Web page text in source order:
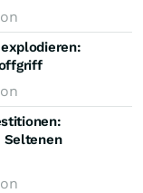
Seltenen